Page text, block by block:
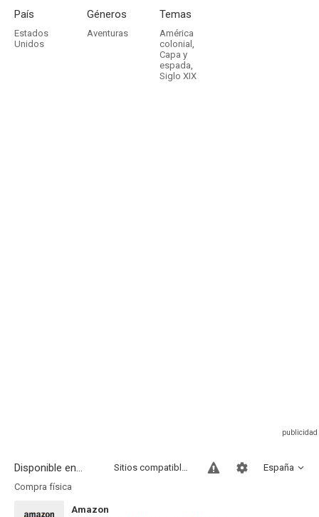
País
Estados
Unidos
Géneros
Aventuras
Temas
América
colonial ,
Capa y
espada,
Siglo XIX
Disponible en... España
Sitios compatibles
Compra física
Amazon